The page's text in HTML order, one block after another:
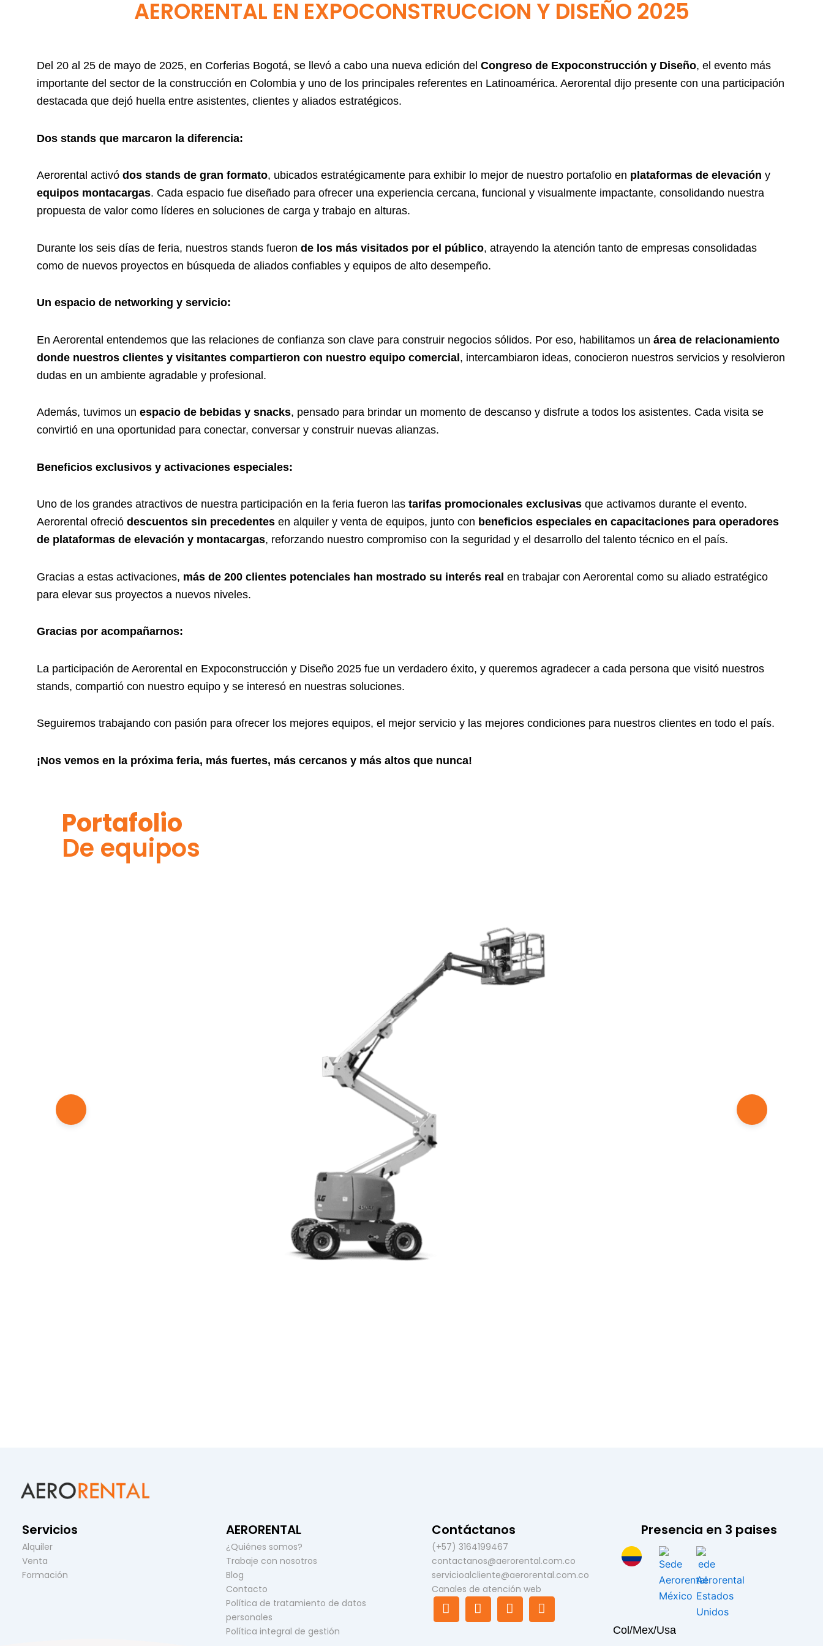
AERORENTAL EN EXPOCONSTRUCCION Y DISEÑO 2025
Del 20 al 25 de mayo de 2025, en Corferias Bogotá, se llevó a cabo una nueva edición del Congreso de Expoconstrucción y Diseño, el evento más
importante del sector de la construcción en Colombia y uno de los principales referentes en Latinoamérica. Aerorental dijo presente con una participación
destacada que dejó huella entre asistentes, clientes y aliados estratégicos.
Dos stands que marcaron la diferencia:
Aerorental activó dos stands de gran formato, ubicados estratégicamente para exhibir lo mejor de nuestro portafolio en plataformas de elevación y
equipos montacargas. Cada espacio fue diseñado para ofrecer una experiencia cercana, funcional y visualmente impactante, consolidando nuestra
propuesta de valor como líderes en soluciones de carga y trabajo en alturas.
Durante los seis días de feria, nuestros stands fueron de los más visitados por el público, atrayendo la atención tanto de empresas consolidadas
como de nuevos proyectos en búsqueda de aliados confiables y equipos de alto desempeño.
Un espacio de networking y servicio:
En Aerorental entendemos que las relaciones de confianza son clave para construir negocios sólidos. Por eso, habilitamos un área de relacionamiento
donde nuestros clientes y visitantes compartieron con nuestro equipo comercial, intercambiaron ideas, conocieron nuestros servicios y resolvieron
dudas en un ambiente agradable y profesional.
Además, tuvimos un espacio de bebidas y snacks, pensado para brindar un momento de descanso y disfrute a todos los asistentes. Cada visita se
convirtió en una oportunidad para conectar, conversar y construir nuevas alianzas.
Beneficios exclusivos y activaciones especiales:
Uno de los grandes atractivos de nuestra participación en la feria fueron las tarifas promocionales exclusivas que activamos durante el evento.
Aerorental ofreció descuentos sin precedentes en alquiler y venta de equipos, junto con beneficios especiales en capacitaciones para operadores
de plataformas de elevación y montacargas, reforzando nuestro compromiso con la seguridad y el desarrollo del talento técnico en el país.
Gracias a estas activaciones, más de 200 clientes potenciales han mostrado su interés real en trabajar con Aerorental como su aliado estratégico
para elevar sus proyectos a nuevos niveles.
Gracias por acompañarnos:
La participación de Aerorental en Expoconstrucción y Diseño 2025 fue un verdadero éxito, y queremos agradecer a cada persona que visitó nuestros
stands, compartió con nuestro equipo y se interesó en nuestras soluciones.
Seguiremos trabajando con pasión para ofrecer los mejores equipos, el mejor servicio y las mejores condiciones para nuestros clientes en todo el país.
¡Nos vemos en la próxima feria, más fuertes, más cercanos y más altos que nunca!
Portafolio
De equipos
Servicios
Alquiler
Venta
Formación
AERORENTAL
¿Quiénes somos?
Trabaje con nosotros
Blog
Contacto
Política de tratamiento de datos
personales
Política integral de gestión
Contáctanos
(+57) 3164199467
contactanos@aerorental.com.co
servicioalcliente@aerorental.com.co
Canales de atención web
F
a
I
n
L
i
Y
o
Presencia en 3 paises
Col/Mex/Usa